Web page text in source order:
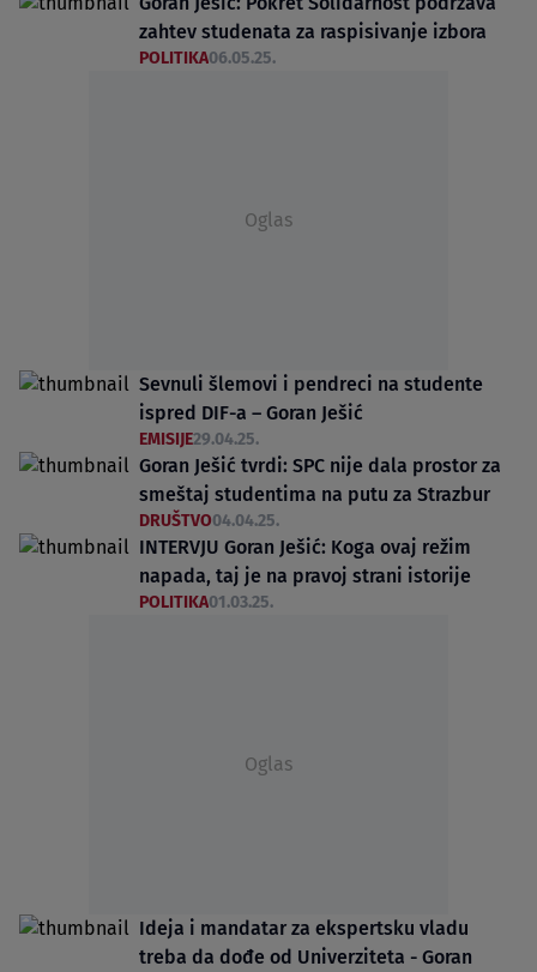
zahtev studenata za raspisivanje izbora
POLITIKA06.05.25.
Oglas
Sevnuli šlemovi i pendreci na studente
ispred DIF-a – Goran Ješić
EMISIJE29.04.25.
Goran Ješić tvrdi: SPC nije dala prostor za
smeštaj studentima na putu za Strazbur
DRUŠTVO04.04.25.
INTERVJU Goran Ješić: Koga ovaj režim
napada, taj je na pravoj strani istorije
POLITIKA01.03.25.
Oglas
Ideja i mandatar za ekspertsku vladu
treba da dođe od Univerziteta - Goran